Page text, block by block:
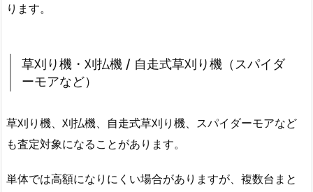
ります。
草刈り機・刈払機 / 自走式草刈り機（スパイダ
ーモアなど）
草刈り機、刈払機、自走式草刈り機、スパイダーモアなど
も査定対象になることがあります。
単体では高額になりにくい場合がありますが、複数台まと